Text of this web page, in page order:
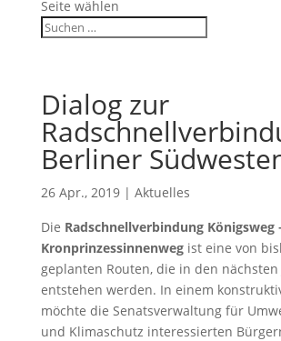
Seite wählen
Dialog zur
Berliner
26 Apr., 2019| Aktuelles
Die Radschnellverbindung Königsweg
Kronprinzessinnenwegist eine von
geplanten Routen, die in den nächsten
entstehen werden. In einem
möchte die Senatsverwaltung für
und Klimaschutz interessierten